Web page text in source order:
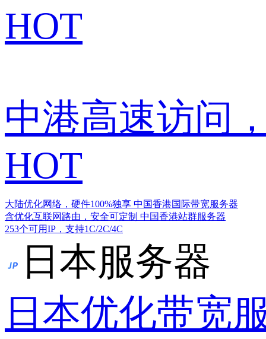
HOT
中港高速访问
HOT
大陆优化网络，硬件100%独享 中国香港国际带宽服务器
含优化互联网路由，安全可定制 中国香港站群服务器
253个可用IP，支持1C/2C/4C
日本服务器
日本优化带宽